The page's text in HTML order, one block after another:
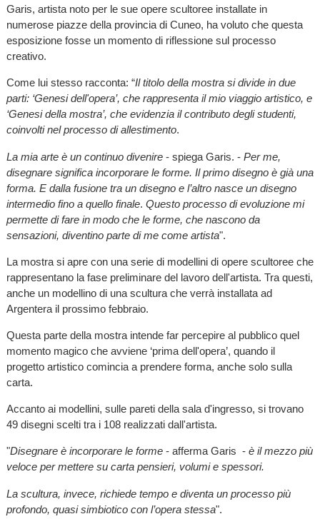
Garis, artista noto per le sue opere scultoree installate in
numerose piazze della provincia di Cuneo, ha voluto che questa
esposizione fosse un momento di riflessione sul processo
creativo.
Come lui stesso racconta: “Il titolo della mostra si divide in due
parti: ‘Genesi dell'opera’, che rappresenta il mio viaggio artistico, e
‘Genesi della mostra’, che evidenzia il contributo degli studenti,
coinvolti nel processo di allestimento.
La mia arte è un continuo divenire- spiega Garis. - Per me,
disegnare significa incorporare le forme. Il primo disegno è già una
forma. E dalla fusione tra un disegno e l’altro nasce un disegno
intermedio fino a quello finale. Questo processo di evoluzione mi
permette di fare in modo che le forme, che nascono da
sensazioni, diventino parte di me come artista".
La mostra si apre con una serie di modellini di opere scultoree che
rappresentano la fase preliminare del lavoro dell'artista. Tra questi,
anche un modellino di una scultura che verrà installata ad
Argentera il prossimo febbraio.
Questa parte della mostra intende far percepire al pubblico quel
momento magico che avviene ‘prima dell'opera’, quando il
progetto artistico comincia a prendere forma, anche solo sulla
carta.
Accanto ai modellini, sulle pareti della sala d'ingresso, si trovano
49 disegni scelti tra i 108 realizzati dall'artista.
"Disegnare è incorporare le forme- afferma Garis - è il mezzo più
veloce per mettere su carta pensieri, volumi e spessori.
La scultura, invece, richiede tempo e diventa un processo più
profondo, quasi simbiotico con l’opera stessa".